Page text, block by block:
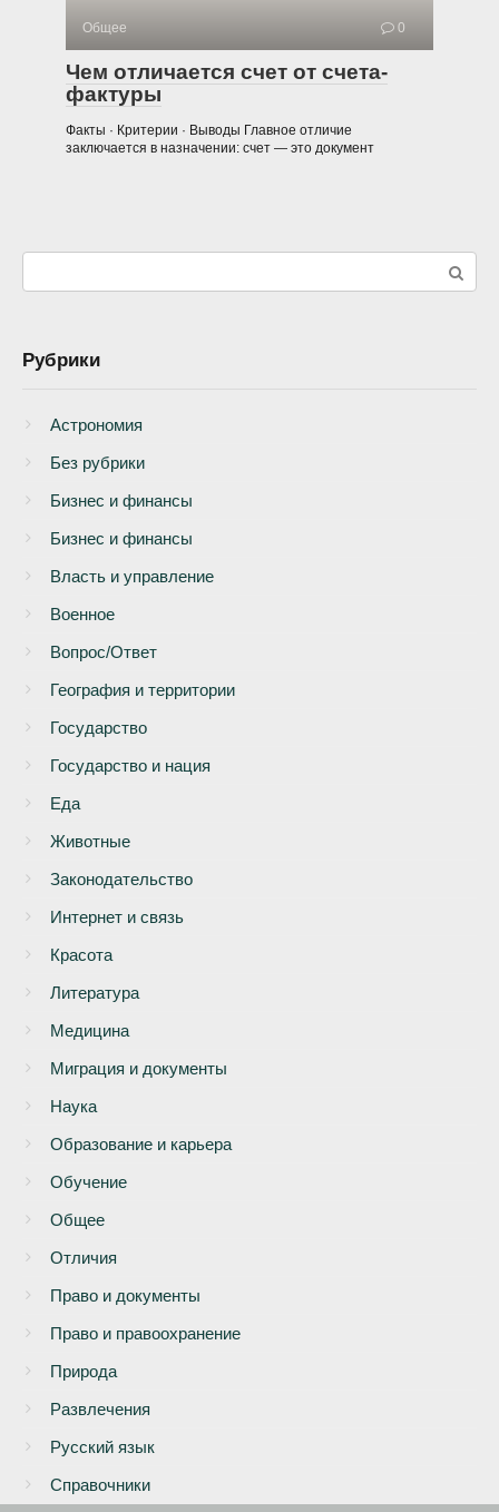
Общее 0
Чем отличается счет от счета-
фактуры
Факты · Критерии · Выводы Главное отличие
заключается в назначении: счет — это документ
Рубрики
Астрономия
Без рубрики
Бизнеc и финансы
Бизнес и финансы
Власть и управление
Военное
Вопрос/Ответ
География и территории
Государство
Государство и нация
Еда
Животные
Законодательство
Интернет и связь
Красота
Литература
Медицина
Миграция и документы
Наука
Образование и карьера
Обучение
Общее
Отличия
Право и документы
Право и правоохранение
Природа
Развлечения
Русский язык
Справочники